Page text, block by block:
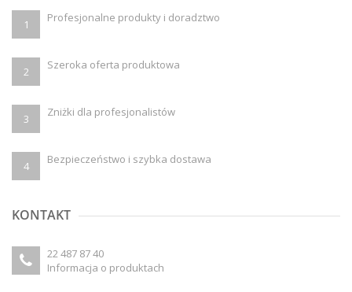
1 Profesjonalne produkty i doradztwo
2 Szeroka oferta produktowa
3 Zniżki dla profesjonalistów
4 Bezpieczeństwo i szybka dostawa
KONTAKT
22 487 87 40
Informacja o produktach